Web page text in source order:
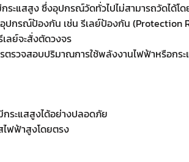
กระแสสูง ซึ่งอุปกรณ์วัดทั่วไปไม่สามารถวัดได้
ปกรณ์ป้องกัน เช่น รีเลย์ป้องกัน (Protection
ลย์จะสั่งตัดวงจร
รตรวจสอบปริมาณการใช้พลังงานไฟฟ้าหรือกร
กระแสสูงได้อย่างปลอดภัย
ไฟฟ้าสูงโดยตรง